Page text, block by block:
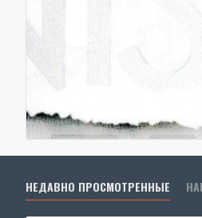
НЕДАВНО ПРОСМОТРЕННЫЕ